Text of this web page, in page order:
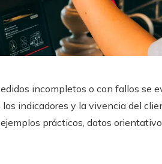
incompletos o con fallos se
los indicadores y la vivencia del
prácticos, datos